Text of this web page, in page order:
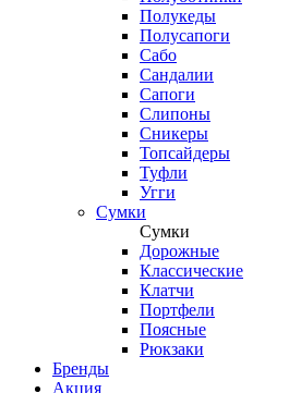
Полукеды
Полусапоги
Сабо
Сандалии
Сапоги
Слипоны
Сникеры
Топсайдеры
Туфли
Угги
Сумки
Сумки
Дорожные
Классические
Клатчи
Портфели
Поясные
Рюкзаки
Бренды
Акция